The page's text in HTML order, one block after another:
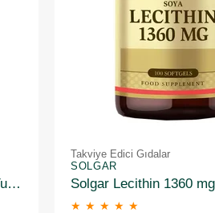
Solgar Lecithin 1360 mg 100 Yumuşak Jelatin Kapsül
Takviye Edici Gıdalar
SOLGAR
★ ★ ★ ★ ★